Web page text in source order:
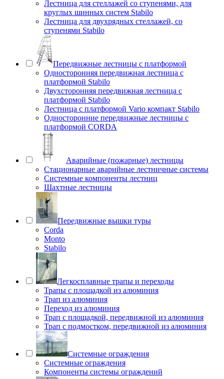
Лестница для стеллажей со ступенями, для
круглых шинных систем Stabilo
Лестница для двухрядных стеллажей, со
ступенями Stabilo
Передвижные лестницы с платформой
Односторонняя передвижная лестница с
платформой Stabilo
Двухсторонняя передвижная лестница с
платформой Stabilo
Лестница с платформой Vario компакт Stabilo
Односторонние передвижные лестницы с
платформой CORDA
Аварийные (пожарные) лестницы
Стационарные аварийные лестничные системы
Системные компоненты лестниц
Шахтные лестницы
Передвижные вышки туры
Corda
Monto
Stabilo
Легкосплавные трапы и переходы
Трапы с площадкой из алюминия
Трап из алюминия
Переход из алюминия
Трап с площадкой, передвижной из алюминия
Трап с подмостком, передвижной из алюминия
Системные ограждения
Системные ограждения
Компоненты системы ограждений